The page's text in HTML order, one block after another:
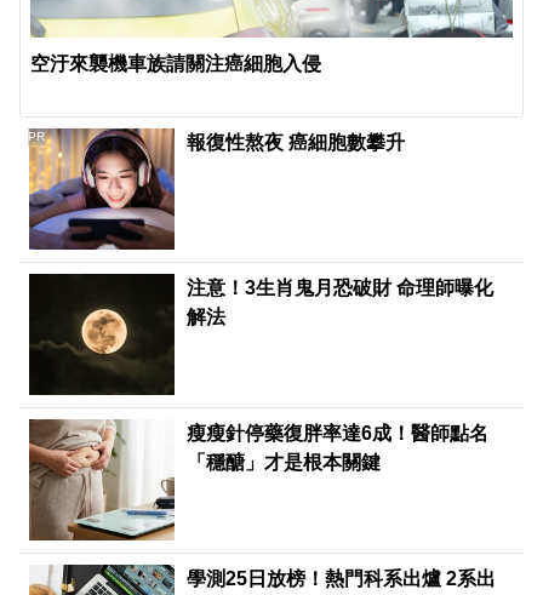
空汙來襲機車族請關注癌細胞入侵
報復性熬夜 癌細胞數攀升
PR
注意！3生肖鬼月恐破財 命理師曝化
解法
瘦瘦針停藥復胖率達6成！醫師點名
「穩醣」才是根本關鍵
學測25日放榜！熱門科系出爐 2系出